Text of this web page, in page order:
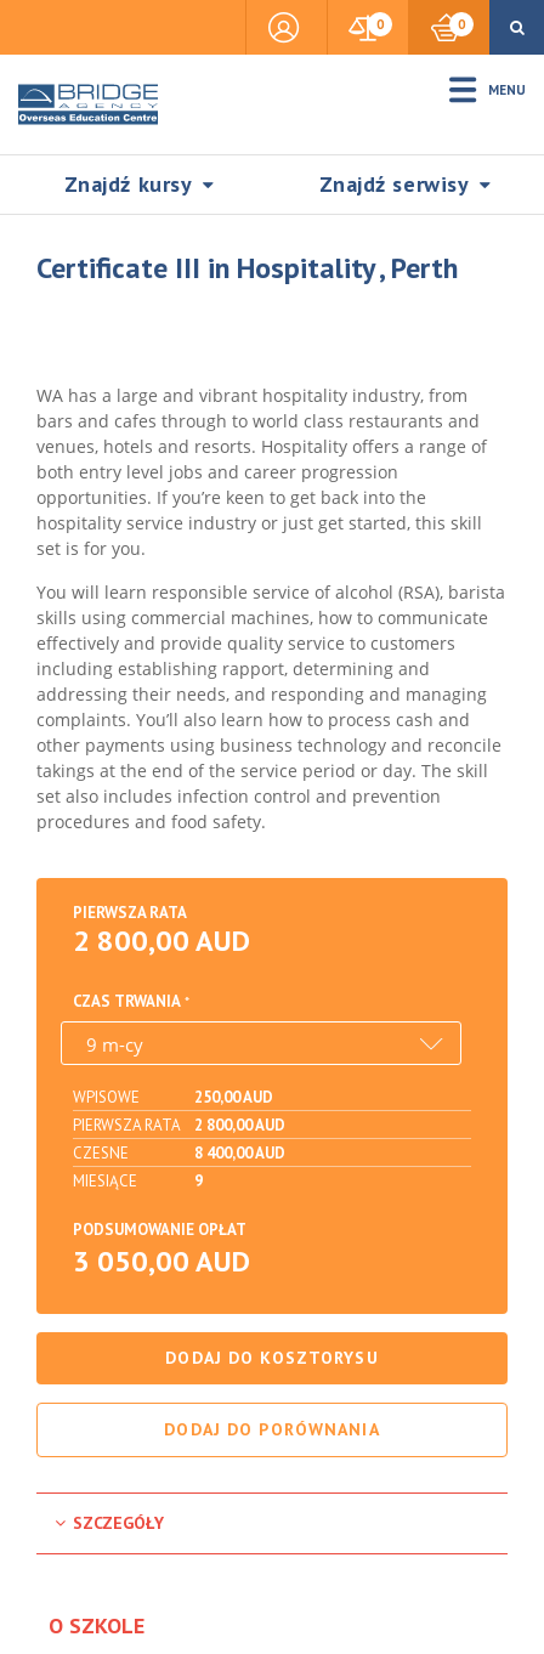
0 0
MENU
Znajdź kursy Znajdź serwisy
SZUKAJ
Insurance
Visas & Legal Stay
Certificate III in Hospitality , Perth
WA has a large and vibrant hospitality industry, from
bars and cafes through to world class restaurants and
venues, hotels and resorts. Hospitality offers a range of
both entry level jobs and career progression
opportunities. If you’re keen to get back into the
hospitality service industry or just get started, this skill
set is for you.
You will learn responsible service of alcohol (RSA), barista
skills using commercial machines, how to communicate
effectively and provide quality service to customers
including establishing rapport, determining and
addressing their needs, and responding and managing
complaints. You’ll also learn how to process cash and
other payments using business technology and reconcile
takings at the end of the service period or day. The skill
set also includes infection control and prevention
procedures and food safety.
PIERWSZA RATA
2 800,00 AUD
CZAS TRWANIA
WPISOWE
250,00 AUD
PIERWSZA RATA
2 800,00 AUD
CZESNE
8 400,00 AUD
MIESIĄCE
9
PODSUMOWANIE OPŁAT
3 050,00 AUD
DODAJ DO KOSZTORYSU
DODAJ DO PORÓWNANIA
SZCZEGÓŁY
O SZKOLE